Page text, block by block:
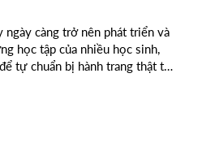
càng trở nên phát triển và
học tập của nhiều học sinh,
tự chuẩn bị hành trang thật tốt